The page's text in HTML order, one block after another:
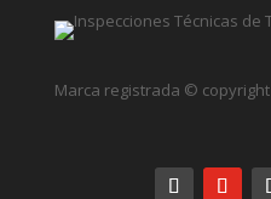
Marca registrada © copyright